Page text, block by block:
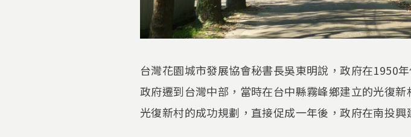
台灣花園城市發展協會秘書長吳東明說，政府在1950
政府遷到台灣中部，當時在台中縣霧峰鄉建立的光復
光復新村的成功規劃，直接促成一年後，政府在南投